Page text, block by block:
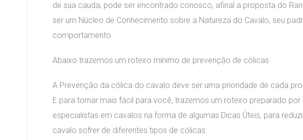
de sua cauda, pode ser encontrado conosco, afinal a proposta do
ser um Núcleo de Conhecimento sobre a Natureza do Cavalo, seu
comportamento.
Abaixo trazemos um roteiro mínimo de prevenção de cólicas
A Prevenção da cólica do cavalo deve ser uma prioridade de cada
E para tornar mais fácil para você, trazemos um roteiro preparado por
especialistas em cavalos na forma de algumas Dicas Úteis, para
cavalo sofrer de diferentes tipos de cólicas: